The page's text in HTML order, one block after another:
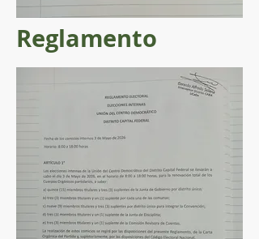
Reglamento